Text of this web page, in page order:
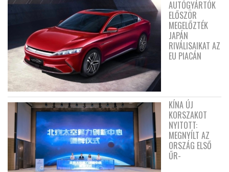
AUTÓGYÁRTÓK
ELŐSZÖR
MEGELŐZTÉK
JAPÁN
RIVÁLISAIKAT AZ
EU PIACÁN
KÍNA ÚJ
KORSZAKOT
NYITOTT:
MEGNYÍLT AZ
ORSZÁG ELSŐ
ŰR-